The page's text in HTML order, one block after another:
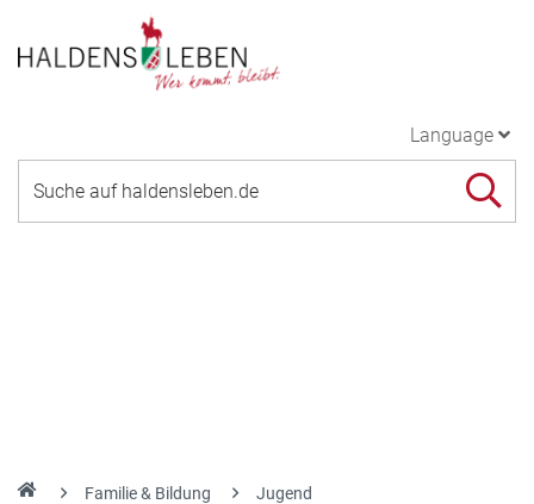
Language
Familie & Bildung Jugend